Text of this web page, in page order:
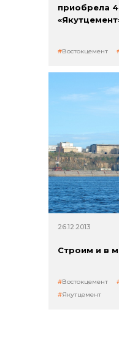
приобрела
Востокцемент
26.12.2013
Строим и в
Востокцемент
Якутцемент